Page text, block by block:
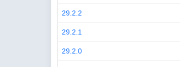
29.2.2
29.2.1
29.2.0